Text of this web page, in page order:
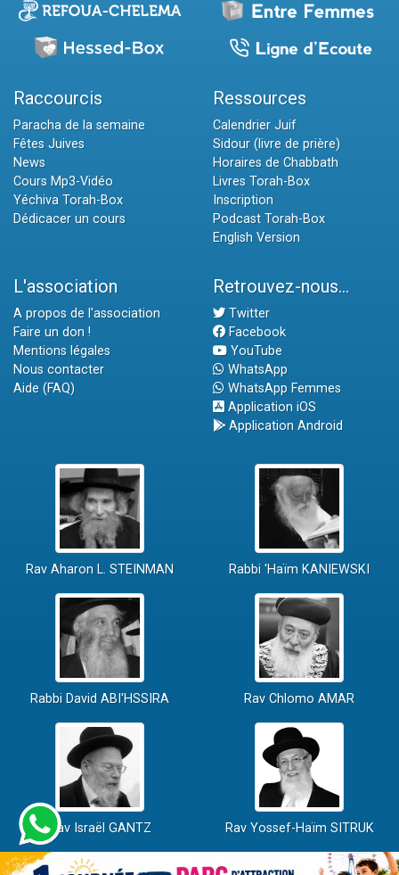
Raccourcis
Paracha de la semaine
Fêtes Juives
News
Cours Mp3-Vidéo
Yéchiva Torah-Box
Dédicacer un cours
Ressources
Calendrier Juif
Sidour (livre de prière)
Horaires de Chabbath
Livres Torah-Box
Inscription
Podcast Torah-Box
English Version
L'association
A propos de l'association
Faire un don !
Mentions légales
Nous contacter
Aide (FAQ)
Retrouvez-nous...
Twitter
Facebook
YouTube
WhatsApp
WhatsApp Femmes
Application iOS
Application Android
Rav Aharon L. STEINMAN Rabbi 'Haïm KANIEWSKI
Rabbi David ABI'HSSIRA Rav Chlomo AMAR
Rav Israël GANTZ Rav Yossef-Haïm SITRUK